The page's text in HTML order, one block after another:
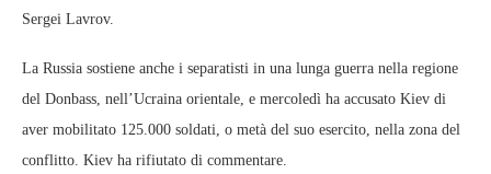
Sergei Lavrov.
La Russia sostiene anche i separatisti in una lunga guerra nella regione
del Donbass, nell’Ucraina orientale, e mercoledì ha accusato Kiev di
aver mobilitato 125.000 soldati, o metà del suo esercito, nella zona del
conflitto. Kiev ha rifiutato di commentare.